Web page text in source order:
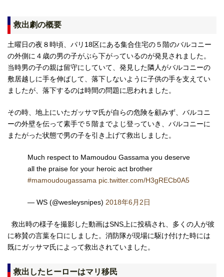
救出劇の概要
土曜日の夜８時頃、パリ18区にある集合住宅の５階のバルコニー
の外側に４歳の男の子がぶら下がっているのが発見されました。
当時男の子の親は留守にしていて、発見した隣人がバルコニーの
敷居越しに手を伸ばして、落下しないように子供の手を支えてい
ましたが、落下するのは時間の問題に思われました。
その時、地上にいたガッサマ氏が自らの危険を顧みず、バルコニ
ーの外壁を伝って素手で５階までよじ登っていき、バルコニーに
またがった状態で男の子を引き上げて救出しました。
Much respect to Mamoudou Gassama you deserve
all the praise for your heroic act brother
#mamoudougassama pic.twitter.com/H3gRECb0A5
— WS (@wesleysnipes) 2018年6月2日
救出時の様子を撮影した動画はSNS上に投稿され、多くの人が彼
に称賛の言葉を口にしました。消防隊が現場に駆け付けた時には
既にガッサマ氏によって救出されていました。
救出したヒーローはマリ移民